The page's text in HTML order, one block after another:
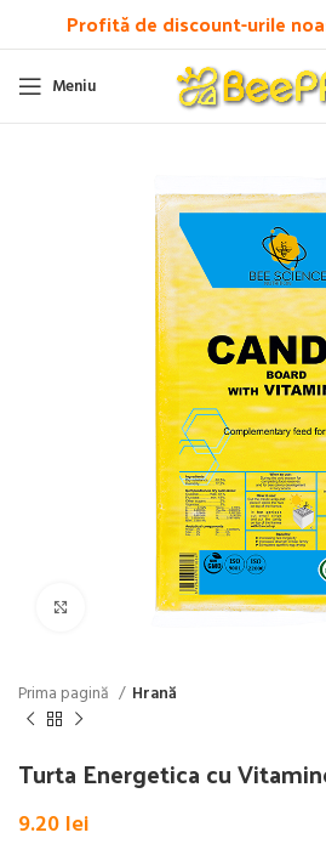
Profită de discount-urile
Meniu
Click pentru a mări
Prima pagină Hrană
Turta Energetica cu
9.20 lei